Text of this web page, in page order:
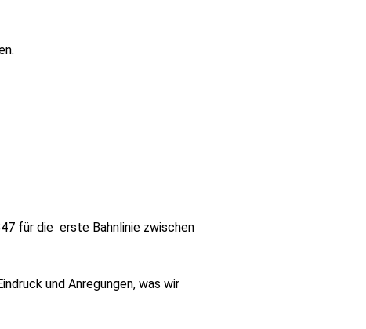
für die erste Bahnlinie zwischen
und Anregungen, was wir